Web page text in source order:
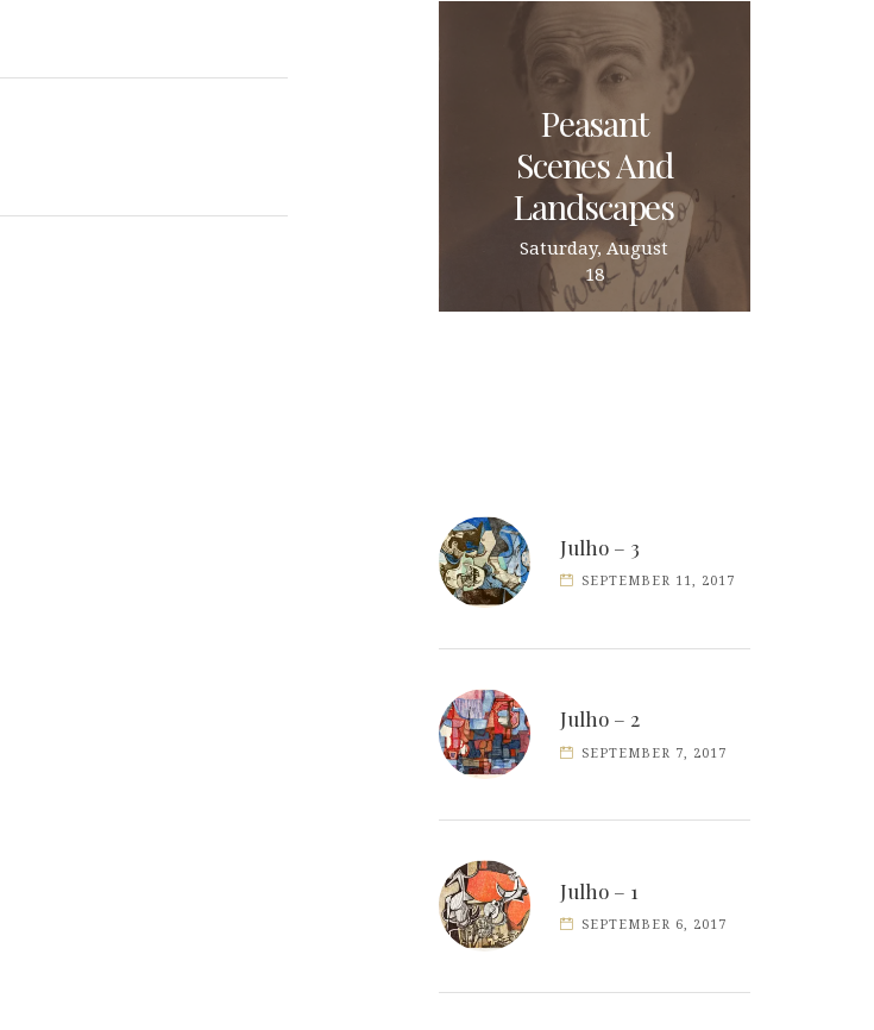
Peasant
Scenes And
Landscapes
Saturday, August
18
Julho – 3
SEPTEMBER 11, 2017
Julho – 2
SEPTEMBER 7, 2017
Julho – 1
SEPTEMBER 6, 2017